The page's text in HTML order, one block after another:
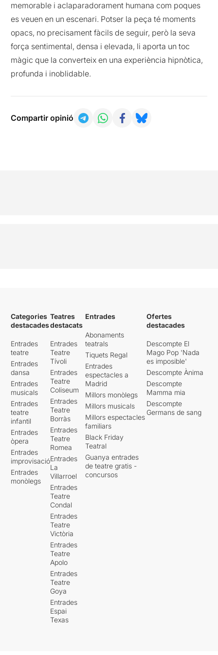
memorable i aclaparadorament humana com poques
es veuen en un escenari. Potser la peça té moments
opacs, no precisament fàcils de seguir, però la seva
força sentimental, densa i elevada, li aporta un toc
màgic que la converteix en una experiència hipnòtica,
profunda i inoblidable.
Compartir opinió
Categories
destacades
Entrades
teatre
Entrades
dansa
Entrades
musicals
Entrades
teatre
infantil
Entrades
òpera
Entrades
improvisació
Entrades
monòlegs
Teatres
destacats
Entrades
Teatre
Tívoli
Entrades
Teatre
Coliseum
Entrades
Teatre
Borràs
Entrades
Teatre
Romea
Entrades
La
Villarroel
Entrades
Teatre
Condal
Entrades
Teatre
Victòria
Entrades
Teatre
Apolo
Entrades
Teatre
Goya
Entrades
Espai
Texas
Entrades
Abonaments
teatrals
Tiquets Regal
Entrades
espectacles a
Madrid
Millors monòlegs
Millors musicals
Millors espectacles
familiars
Black Friday
Teatral
Guanya entrades
de teatre gratis -
concursos
Ofertes
destacades
Descompte El
Mago Pop 'Nada
es imposible'
Descompte Ànima
Descompte
Mamma mia
Descompte
Germans de sang